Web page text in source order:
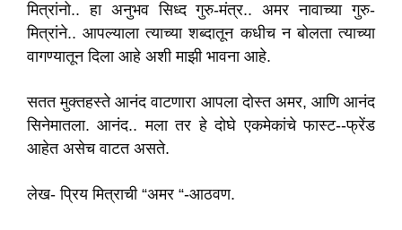
मित्रांनो.. हा अनुभव सिध्द गुरु-मंत्र..
अमर नावाच्या गुरु-
मित्रांने.. आपल्याला त्याच्या शब्दातून कधीच न बोलता त्याच्या
वागण्यातून दिला आहे अशी माझी भावना आहे.
सतत मुक्तहस्ते आनंद वाटणारा आपला दोस्त अमर, आणि आनंद
सिनेमातला.आनंद.. मला तर हे दोघे एकमेकांचे फास्ट--फ्रेंड
आहेत असेच वाटत असते.
लेख- प्रिय मित्राची “अमर “-आठवण.